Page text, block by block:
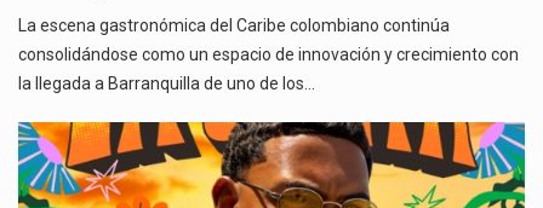
La escena gastronómica del Caribe colombiano continúa
consolidándose como un espacio de innovación y crecimiento con
la llegada a Barranquilla de uno de los…